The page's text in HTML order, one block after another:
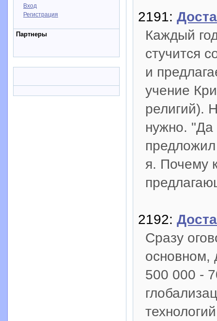
Вход
Регистрация
Партнеры
2191:
Каждый
стучится
и
учение
религий).
нужно. "Да
я. Почему
2192:
Сразу
основном,
500 000 -